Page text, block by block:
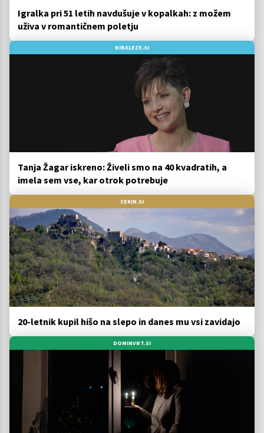
Igralka pri 51 letih navdušuje v kopalkah: z možem
uživa v romantičnem poletju
BIBALEZE.SI
Tanja Žagar iskreno: Živeli smo na 40 kvadratih, a
imela sem vse, kar otrok potrebuje
CEKIN.SI
20-letnik kupil hišo na slepo in danes mu vsi zavidajo
DOMINVRT.SI